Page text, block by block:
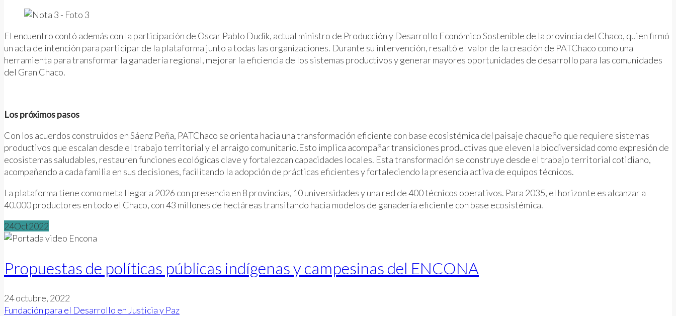
El encuentro contó además con la participación de Oscar Pablo Dudik, actual ministro de Producción y Desarrollo Económico Sostenible de la provincia del Chaco, quien firmó
un acta de intención para participar de la plataforma junto a todas las organizaciones. Durante su intervención, resaltó el valor de la creación de PATChaco como una
herramienta para transformar la ganadería regional, mejorar la eficiencia de los sistemas productivos y generar mayores oportunidades de desarrollo para las comunidades
del Gran Chaco.
Los próximos pasos
Con los acuerdos construidos en Sáenz Peña, PATChaco se orienta hacia una transformación eficiente con base ecosistémica del paisaje chaqueño que requiere sistemas
productivos que escalan desde el trabajo territorial y el arraigo comunitario.Esto implica acompañar transiciones productivas que eleven la biodiversidad como expresión de
ecosistemas saludables, restauren funciones ecológicas clave y fortalezcan capacidades locales. Esta transformación se construye desde el trabajo territorial cotidiano,
acompañando a cada familia en sus decisiones, facilitando la adopción de prácticas eficientes y fortaleciendo la presencia activa de equipos técnicos.
La plataforma tiene como meta llegar a 2026 con presencia en 8 provincias, 10 universidades y una red de 400 técnicos operativos. Para 2035, el horizonte es alcanzar a
40.000 productores en todo el Chaco, con 43 millones de hectáreas transitando hacia modelos de ganadería eficiente con base ecosistémica.
24Oct2022
Propuestas de políticas públicas indígenas y campesinas del ENCONA
24 octubre, 2022
Fundación para el Desarrollo en Justicia y Paz